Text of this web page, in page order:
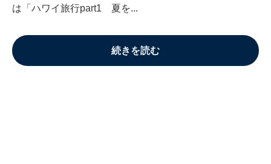
は「ハワイ旅行part1 夏を...
続きを読む